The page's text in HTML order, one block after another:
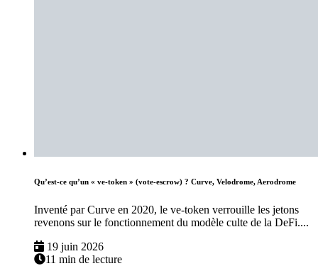
Qu’est-ce qu’un « ve-token » (vote-escrow) ? Curve, Velodrome, Aerodrome
Inventé par Curve en 2020, le ve-token verrouille les jetons
revenons sur le fonctionnement du modèle culte de la DeFi....
19 juin 2026
11 min de lecture